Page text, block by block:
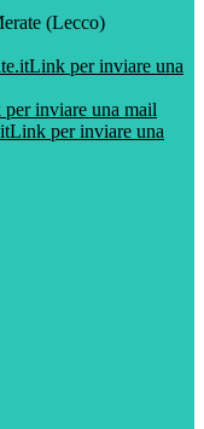
(Lecco)
Link per inviare una
inviare una mail
Link per inviare una